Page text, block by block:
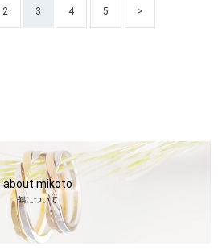
2 3 4 5 >
about mikoto
鶴について